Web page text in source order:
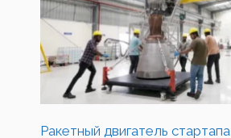
Ракетный двигатель